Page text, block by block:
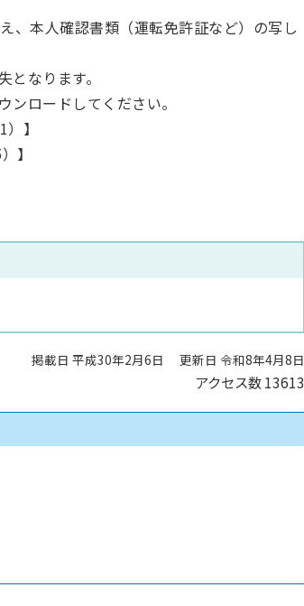
、本人確認書類（運転免許証など）の写し
なります。
ロードしてください。
】
】
掲載日 平成30年2月6日 更新日 令和8年4月8日
アクセス数13613